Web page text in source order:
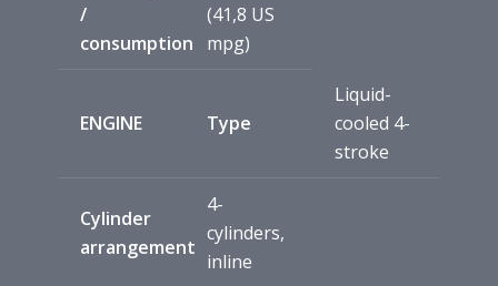
/
consumption
(41,8 US
mpg)
ENGINE Type
Liquid-
cooled 4-
stroke
Cylinder
arrangement
4-
cylinders,
inline